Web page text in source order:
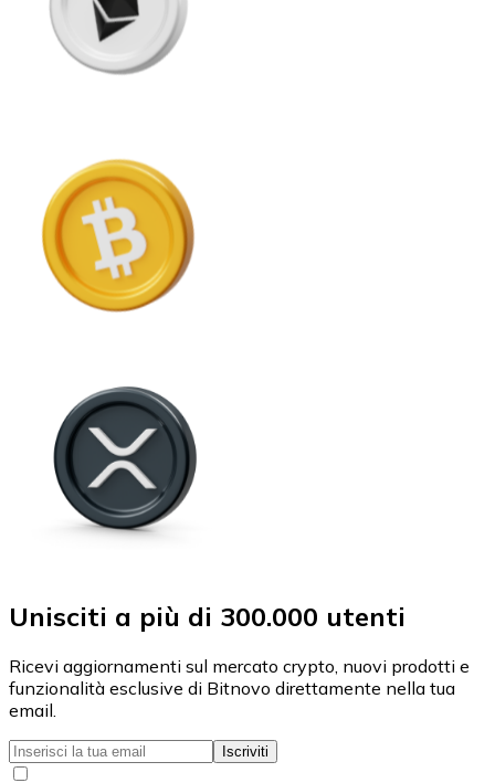
Unisciti a più di 300.000 utenti
Ricevi aggiornamenti sul mercato crypto, nuovi prodotti e
funzionalità esclusive di Bitnovo direttamente nella tua
email.
Iscriviti